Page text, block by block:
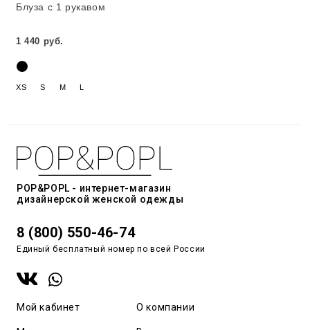
Блуза с 1 рукавом
1 440 руб.
XS S M L
POP&POPL - интернет-магазин
дизайнерской женской одежды
8 (800) 550-46-74
Единый бесплатный номер по всей России
Мой кабинет О компании